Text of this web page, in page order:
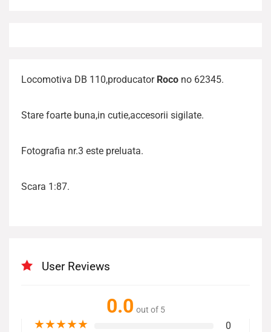
Locomotiva DB 110,producator Roco no 62345.
Stare foarte buna,in cutie,accesorii sigilate.
Fotografia nr.3 este preluata.
Scara 1:87.
User Reviews
0.0 out of 5
★★★★★ 0